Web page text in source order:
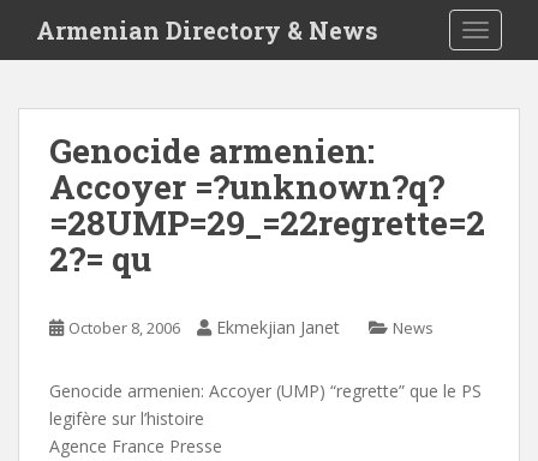
i
Armenian Directory & News
Genocide armenien:
Accoyer =?unknown?q?
=28UMP=29_=22regrette=2
2?= qu
October 8, 2006 Ekmekjian Janet News
Genocide armenien: Accoyer (UMP) “regrette” que le PS
legifère sur l’histoire
Agence France Presse